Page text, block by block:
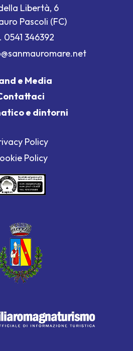
Libertà, 6
Pascoli (FC)
0541 346392
e Media
e dintorni
Policy
Policy